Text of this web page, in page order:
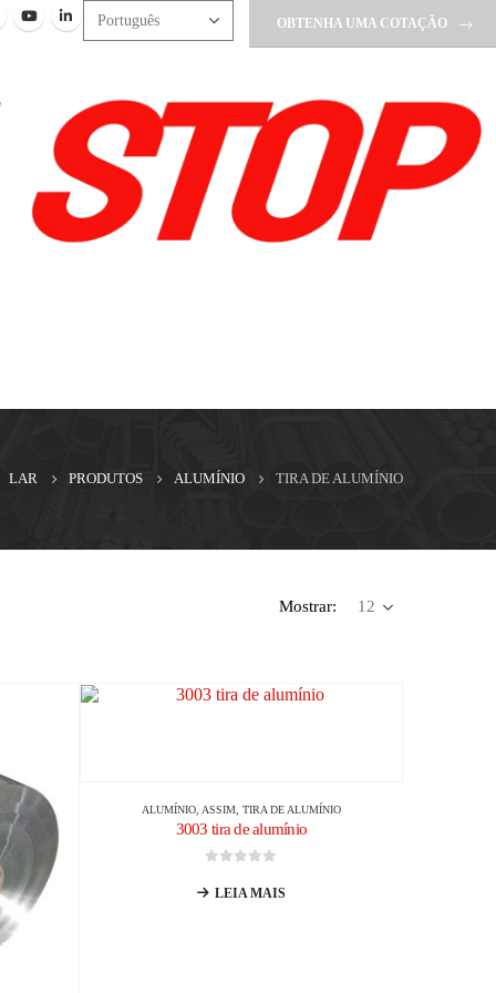
OBTENHA UMA COTAÇÃO
LAR PRODUTOS ALUMÍNIO TIRA DE ALUMÍNIO
Mostrar:
ALUMÍNIO, ASSIM, TIRA DE ALUMÍNIO
3003 tira de alumínio
LEIA MAIS